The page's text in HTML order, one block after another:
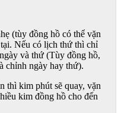
(tùy đồng hồ có thể vặn
Nếu có lịch thứ thì chỉ
và thứ (Tùy đồng hồ,
chỉnh ngày hay thứ).
thì kim phút sẽ quay, vặn
kim đồng hồ cho đến